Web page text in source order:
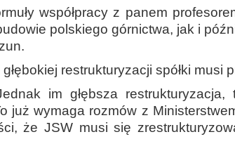
współpracy z panem
polskiego górnictwa, jak i
restrukturyzacji spółki musi
im głębsza
już wymaga rozmów z
że JSW musi się